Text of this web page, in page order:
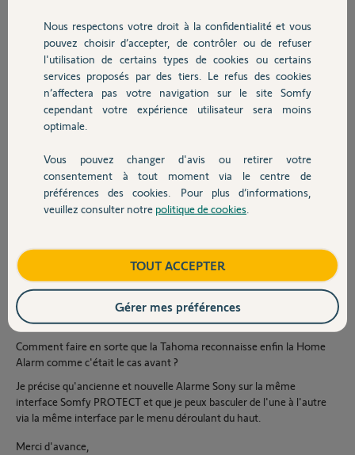
Chauffage
Autres produits
Devis avec un pro
Contact
Je me servais jusqu'à présent de la Tahoma pour activer et désactiver
l'ancienne et la nouvelle Alarme simultanément d'une seule touche
Suite à separation de mon ex conjointe qui avait la propriété des
comptes j'ai du réinstaller la Tahoma.
Somfy PROTECT, mais lorsque je souhaite faire de même pour la
Home Alarme ça me met le message "Aucun produit n'a été détecté".
Je précise que lors de la précédente installation les deux étaient bien
reconnues et tout fonctionnait très bien.
J'ai deux question si vous voulez bien m'apporter de l'aide :
Comment supprimer le compte propriétaire SOMFY PROTECT de
mon ex conjointe tout en conservant le miens qui est également
propriétaire sans avoir à recréer un compte et tout réinstaller pour la
énième fois ?
Comment faire en sorte que la Tahoma reconnaisse enfin la Home
Alarm comme c'était le cas avant ?
Je précise qu'ancienne et nouvelle Alarme Sony sur la même
interface Somfy PROTECT et que je peux basculer de l'une à l'autre
via la même interface par le menu déroulant du haut.
Merci d'avance,
Nous respectons votre droit à la confidentialité et vous
pouvez choisir d’accepter, de contrôler ou de refuser
l'utilisation de certains types de cookies ou certains
services proposés par des tiers. Le refus des cookies
n’affectera pas votre navigation sur le site Somfy
cependant votre expérience utilisateur sera moins
optimale.
Vous pouvez changer d'avis ou retirer votre
consentement à tout moment via le centre de
préférences des cookies. Pour plus d’informations,
veuillez consulter notre politique de cookies
TOUT ACCEPTER
Gérer mes préférences